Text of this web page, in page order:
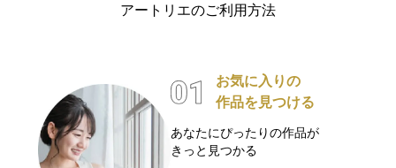
アートリエのご利用方法
お気に入りの
作品を見つける
あなたにぴったりの作品が
きっと見つかる